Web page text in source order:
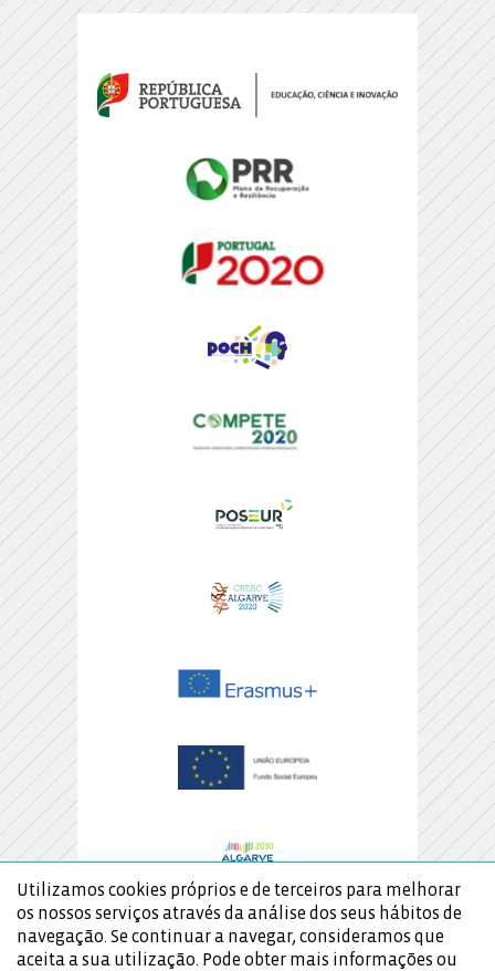
Utilizamos cookies próprios e de terceiros para melhorar
os nossos serviços através da análise dos seus hábitos de
navegação. Se continuar a navegar, consideramos que
aceita a sua utilização. Pode obter mais informações ou